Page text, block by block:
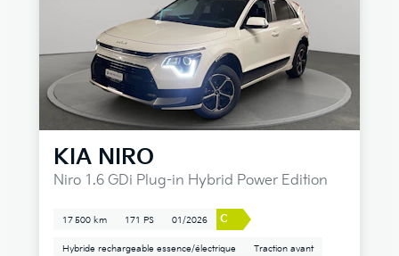
KIA NIRO
Niro 1.6 GDi Plug-in Hybrid Power Edition
17 500 km 171 PS 01/2026 C
Hybride rechargeable essence/électrique Traction avant